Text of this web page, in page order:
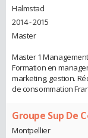
Halmstad
2014 - 2015
Master
Master 1
Formation en
marketing, gestion.
de consommation
Groupe Sup De
Montpellier